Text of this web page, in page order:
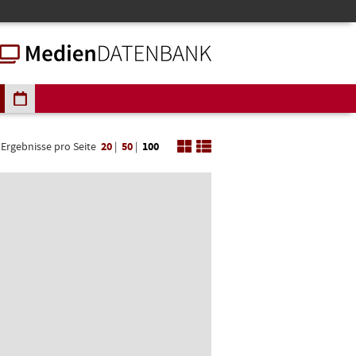
Ergebnisse pro Seite 20 | 50 | 100